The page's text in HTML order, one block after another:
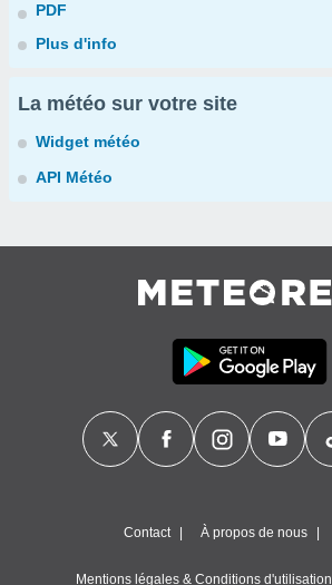
PDF
Plus d'info
La météo sur votre site
Widget météo
API Météo
Contact À propos de nous
Mentions légales & Conditions d'utilisation